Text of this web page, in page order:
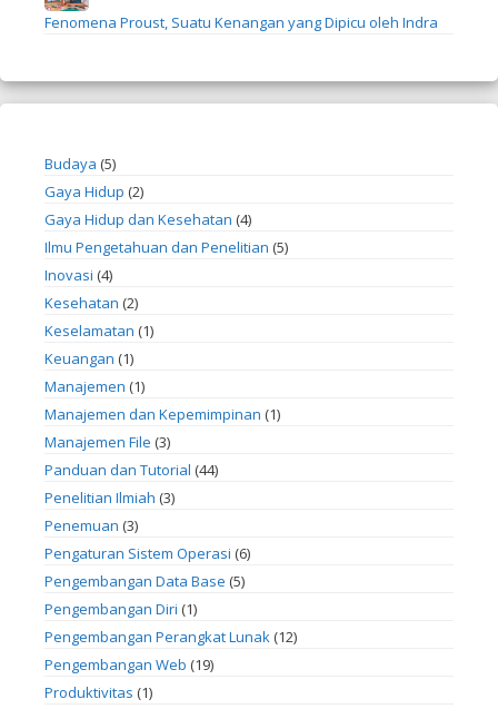
Fenomena Proust, Suatu Kenangan yang Dipicu oleh Indra
Budaya (5)
Gaya Hidup (2)
Gaya Hidup dan Kesehatan (4)
Ilmu Pengetahuan dan Penelitian (5)
Inovasi (4)
Kesehatan (2)
Keselamatan (1)
Keuangan (1)
Manajemen (1)
Manajemen dan Kepemimpinan (1)
Manajemen File (3)
Panduan dan Tutorial (44)
Penelitian Ilmiah (3)
Penemuan (3)
Pengaturan Sistem Operasi (6)
Pengembangan Data Base (5)
Pengembangan Diri (1)
Pengembangan Perangkat Lunak (12)
Pengembangan Web (19)
Produktivitas (1)